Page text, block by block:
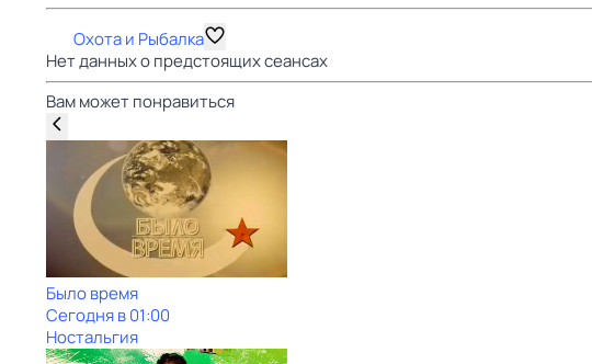
Охота и Рыбалка
Нет данных о предстоящих сеансах
Вам может понравиться
Было время
Сегодня в 01:00
Ностальгия